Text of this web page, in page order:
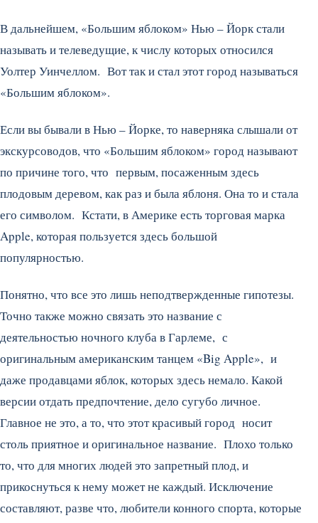
В дальнейшем, «Большим яблоком» Нью – Йорк стали
называть и телеведущие, к числу которых относился
Уолтер Уинчеллом. Вот так и стал этот город называться
«Большим яблоком».
Если вы бывали в Нью – Йорке, то наверняка слышали от
экскурсоводов, что «Большим яблоком» город называют
по причине того, что первым, посаженным здесь
плодовым деревом, как раз и была яблоня. Она то и стала
его символом. Кстати, в Америке есть торговая марка
Apple, которая пользуется здесь большой
популярностью.
Понятно, что все это лишь неподтвержденные гипотезы.
Точно также можно связать это название с
деятельностью ночного клуба в Гарлеме, с
оригинальным американским танцем «Big Apple», и
даже продавцами яблок, которых здесь немало. Какой
версии отдать предпочтение, дело сугубо личное.
Главное не это, а то, что этот красивый город носит
столь приятное и оригинальное название. Плохо только
то, что для многих людей это запретный плод, и
прикоснуться к нему может не каждый. Исключение
составляют, разве что, любители конного спорта, которые